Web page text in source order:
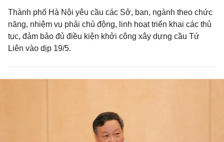
Thành phố Hà Nội yêu cầu các Sở, ban, ngành theo chức
năng, nhiệm vụ phải chủ động, linh hoạt triển khai các thủ
tục, đảm bảo đủ điều kiện khởi công xây dựng cầu Tứ
Liên vào dịp 19/5.